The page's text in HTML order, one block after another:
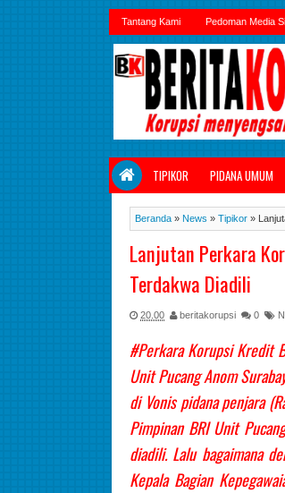
Tantang Kami Pedoman Media
TIPIKOR PIDANA UMUM
Beranda » News » Tipikor »
Lanjutan Perkara
Terdakwa Diadili
20.00 beritakorupsi 0
#Perkara Korupsi Kredit
Unit Pucang Anom
di Vonis pidana penjara
Pimpinan BRI Unit
diadili. Lalu bagaimana
Kepala Bagian